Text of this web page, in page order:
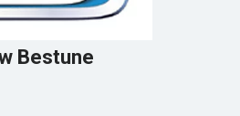
Bestune